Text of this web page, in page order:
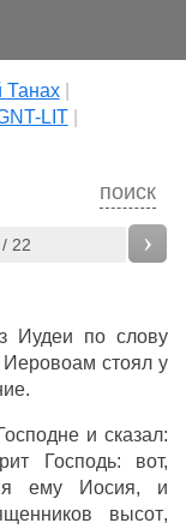
Танах|
LIT|
поиск
22 ›
Иудеи послову
Иеровоам стоял у
.
исказал:
Господь: вот,
ему Иосия, и
высот,